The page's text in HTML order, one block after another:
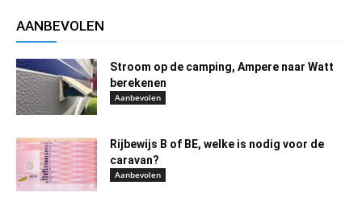
AANBEVOLEN
Stroom op de camping, Ampere naar Watt
berekenen
Aanbevolen
Rijbewijs B of BE, welke is nodig voor de
caravan?
Aanbevolen